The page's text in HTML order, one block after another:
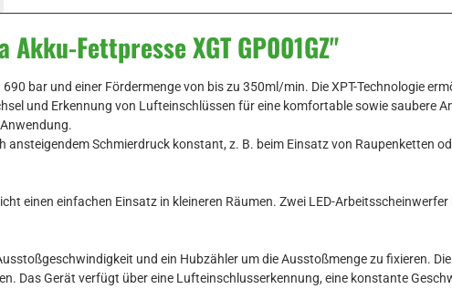
Fettpresse XGT GP001GZ"
bar und einer Fördermenge von bis zu 350ml/min. Die XPT-Technologie
und Erkennung von Lufteinschlüssen für eine komfortable sowie saubere
Schmierdruck konstant, z. B. beim Einsatz von Raupenketten
einen einfachen Einsatz in kleineren Räumen. Zwei LED-
und ein Hubzähler um die Ausstoßmenge zu fixieren.
Das Gerät verfügt über eine Lufteinschlusserkennung, eine konstante